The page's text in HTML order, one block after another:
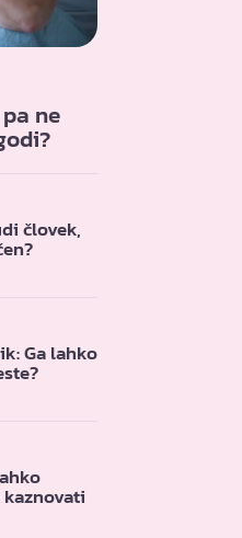
ne
človek,
Ga lahko